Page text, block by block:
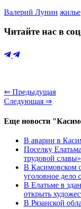
Валерий Лунин жилье
Читайте нас в
⇐ Предыдущая
Следующая ⇒
Еще новости
В аварии в
Поселку
трудовой славы»
В Касимовском
уголовное дело
В Елатьме в
открыть
В Рязанской